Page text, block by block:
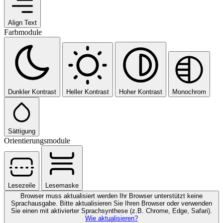
Align Text
Farbmodule
Dunkler Kontrast Heller Kontrast Hoher Kontrast Monochrom
Sättigung
Orientierungsmodule
Lesezeile
Lesemaske
Browser muss aktualisiert werden
Ihr Browser unterstützt keine
Sprachausgabe. Bitte aktualisieren Sie Ihren Browser oder verwenden
Sie einen mit aktivierter Sprachsynthese (z.B. Chrome, Edge, Safari).
Wie aktualisieren?